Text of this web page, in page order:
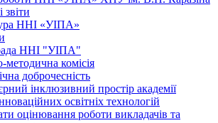
звіти
ННІ «УІПА»
ННІ "УІПА"
методична комісія
доброчесність
інклюзивний простір академії
освітніх технологій
оцінювання роботи викладачів та